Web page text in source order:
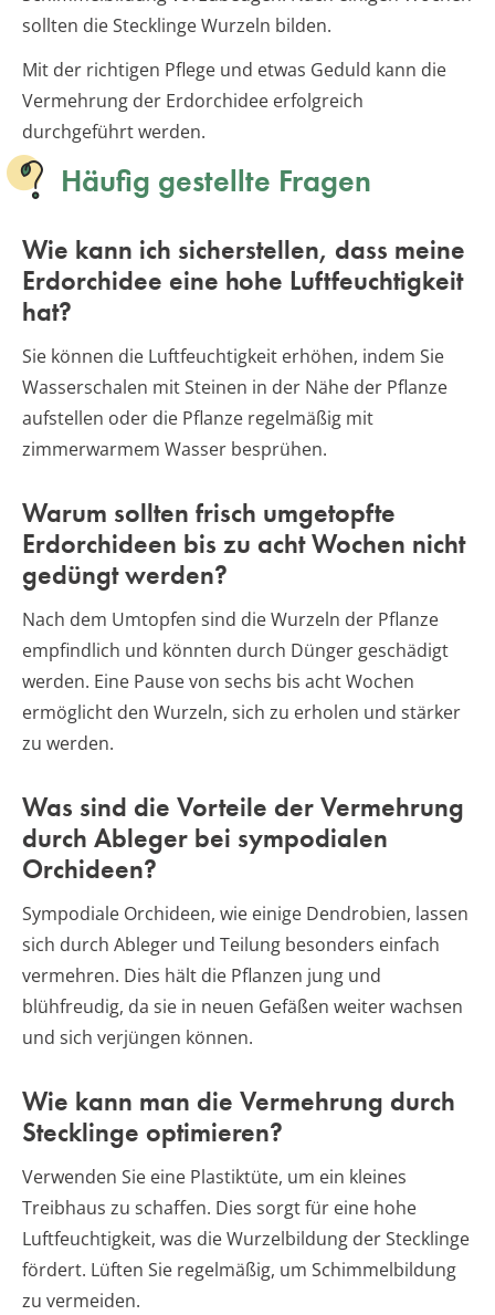
sollten die Stecklinge Wurzeln bilden.
Mit der richtigen Pflege und etwas Geduld kann die
Vermehrung der Erdorchidee erfolgreich
durchgeführt werden.
Häufig gestellte Fragen
Wie kann ich sicherstellen, dass meine
Erdorchidee eine hohe Luftfeuchtigkeit
hat?
Sie können die Luftfeuchtigkeit erhöhen, indem Sie
Wasserschalen mit Steinen in der Nähe der Pflanze
aufstellen oder die Pflanze regelmäßig mit
zimmerwarmem Wasser besprühen.
Warum sollten frisch umgetopfte
Erdorchideen bis zu acht Wochen nicht
gedüngt werden?
Nach dem Umtopfen sind die Wurzeln der Pflanze
empfindlich und könnten durch Dünger geschädigt
werden. Eine Pause von sechs bis acht Wochen
ermöglicht den Wurzeln, sich zu erholen und stärker
zu werden.
Was sind die Vorteile der Vermehrung
durch Ableger bei sympodialen
Orchideen?
Sympodiale Orchideen, wie einige Dendrobien, lassen
sich durch Ableger und Teilung besonders einfach
vermehren. Dies hält die Pflanzen jung und
blühfreudig, da sie in neuen Gefäßen weiter wachsen
und sich verjüngen können.
Wie kann man die Vermehrung durch
Stecklinge optimieren?
Verwenden Sie eine Plastiktüte, um ein kleines
Treibhaus zu schaffen. Dies sorgt für eine hohe
Luftfeuchtigkeit, was die Wurzelbildung der Stecklinge
fördert. Lüften Sie regelmäßig, um Schimmelbildung
zu vermeiden.